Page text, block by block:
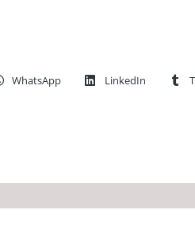
WhatsApp LinkedIn